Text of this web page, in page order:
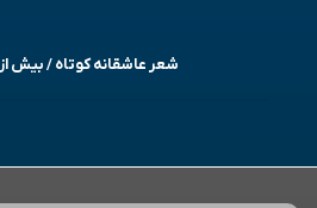
شعر عاشقانه کوتاه / بیش از ۷۰ شعر زیبا